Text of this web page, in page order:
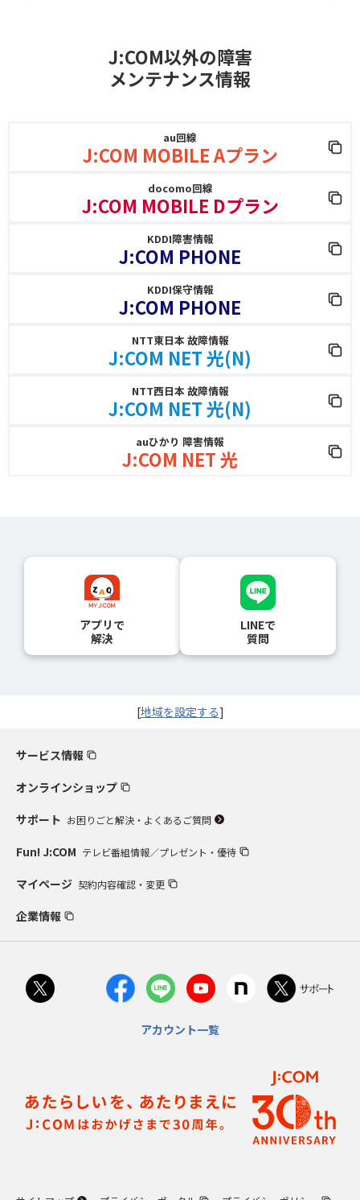
J:COM以外の障害
メンテナンス情報
au回線
J:COM MOBILE Aプラン
docomo回線
J:COM MOBILE Dプラン
KDDI障害情報
J:COM PHONE
KDDI保守情報
J:COM PHONE
NTT東日本 故障情報
J:COM NET 光(N)
NTT西日本 故障情報
J:COM NET 光(N)
auひかり 障害情報
J:COM NET 光
アプリで
解決
LINEで
質問
[地域を設定する]
サービス情報
オンラインショップ
サポート お困りごと解決・よくあるご質問
Fun! J:COM テレビ番組情報／プレゼント・優待
マイページ 契約内容確認・変更
企業情報
アカウント一覧